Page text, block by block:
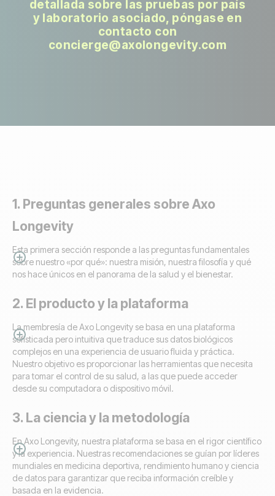
detallada sobre las pruebas por país
y laboratorio asociado, póngase en
contacto con
concierge@axolongevity.com
1. Preguntas generales sobre Axo
Longevity
Esta primera sección responde a las preguntas fundamentales
sobre nuestro «por qué»: nuestra misión, nuestra filosofía y qué
nos hace únicos en el panorama de la salud y el bienestar.
2. El producto y la plataforma
La membresía de Axo Longevity se basa en una plataforma
sofisticada pero intuitiva que traduce sus datos biológicos
complejos en una experiencia de usuario fluida y práctica.
Nuestro objetivo es proporcionar las herramientas que necesita
para tomar el control de su salud, a las que puede acceder
desde su computadora o dispositivo móvil.
3. La ciencia y la metodología
En Axo Longevity, nuestra plataforma se basa en el rigor científico
y la experiencia. Nuestras recomendaciones se guían por líderes
mundiales en medicina deportiva, rendimiento humano y ciencia
de datos para garantizar que reciba información creíble y
basada en la evidencia.